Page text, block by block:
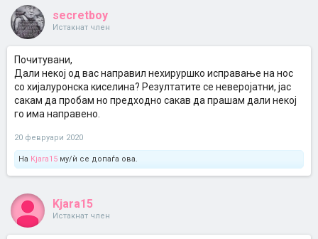
secretboy
Истакнат член
Почитувани,
Дали некој од вас направил нехируршко исправање на нос
со хијалуронска киселина? Резултатите се неверојатни, јас
сакам да пробам но предходно сакав да прашам дали некој
го има направено.
20 февруари 2020
На Kjara15 му/ѝ се допаѓа ова.
Kjara15
Истакнат член